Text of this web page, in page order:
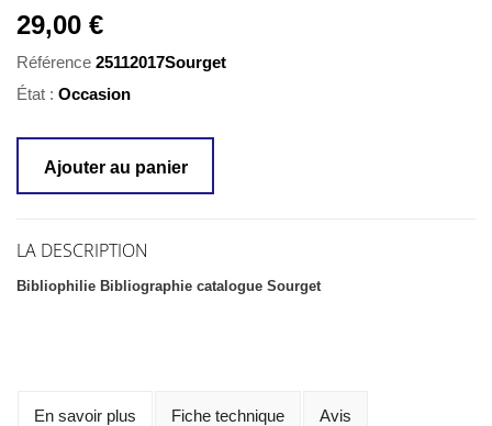
29,00 €
Référence 25112017Sourget
État : Occasion
Ajouter au panier
LA DESCRIPTION
Bibliophilie Bibliographie catalogue Sourget
En savoir plus Fiche technique Avis